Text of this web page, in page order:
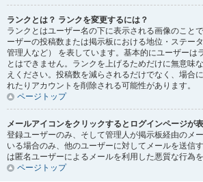
ランクとは？ ランクを変更するには？
ランクとはユーザー名の下に表示される画像のこと
ーザーの投稿数または掲示板における地位・ステー
管理人など） を表しています。基本的にユーザーは
とはできません。ランクを上げるためだけに無意味
えください。投稿数を減らされるだけでなく、場合
れたりアカウントを削除される可能性があります。
ページトップ
メールアイコンをクリックするとログインページが
登録ユーザーのみ、そして管理人が掲示板経由のメ
いる場合のみ、他のユーザーに対してメールを送信
は匿名ユーザーによるメールを利用した悪質な行為を
ページトップ